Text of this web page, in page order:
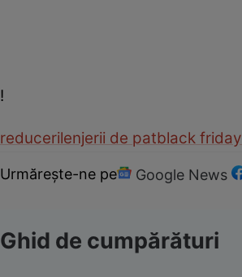
!
reducerilenjerii de patblack friday
Urmărește-ne pe Google News
Ghid de cumpărături